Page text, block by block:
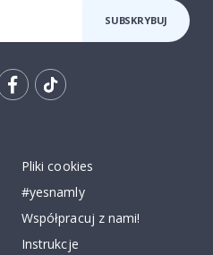
SUBSKRYBUJ
Pliki cookies
#yesnamly
Współpracuj z nami!
Instrukcje